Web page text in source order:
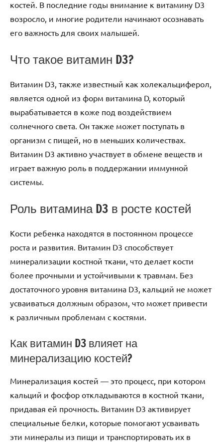
костей. В последние годы внимание к витамину D3
возросло, и многие родители начинают осознавать
его важность для своих малышей.
Что такое витамин D3?
Витамин D3, также известный как холекальциферол,
является одной из форм витамина D, который
вырабатывается в коже под воздействием
солнечного света. Он также может поступать в
организм с пищей, но в меньших количествах.
Витамин D3 активно участвует в обмене веществ и
играет важную роль в поддержании иммунной
системы.
Роль витамина D3 в росте костей
Кости ребенка находятся в постоянном процессе
роста и развития. Витамин D3 способствует
минерализации костной ткани, что делает кости
более прочными и устойчивыми к травмам. Без
достаточного уровня витамина D3, кальций не может
усваиваться должным образом, что может привести
к различным проблемам с костями.
Как витамин D3 влияет на
минерализацию костей?
Минерализация костей — это процесс, при котором
кальций и фосфор откладываются в костной ткани,
придавая ей прочность. Витамин D3 активирует
специальные белки, которые помогают усваивать
эти минералы из пищи и транспортировать их в